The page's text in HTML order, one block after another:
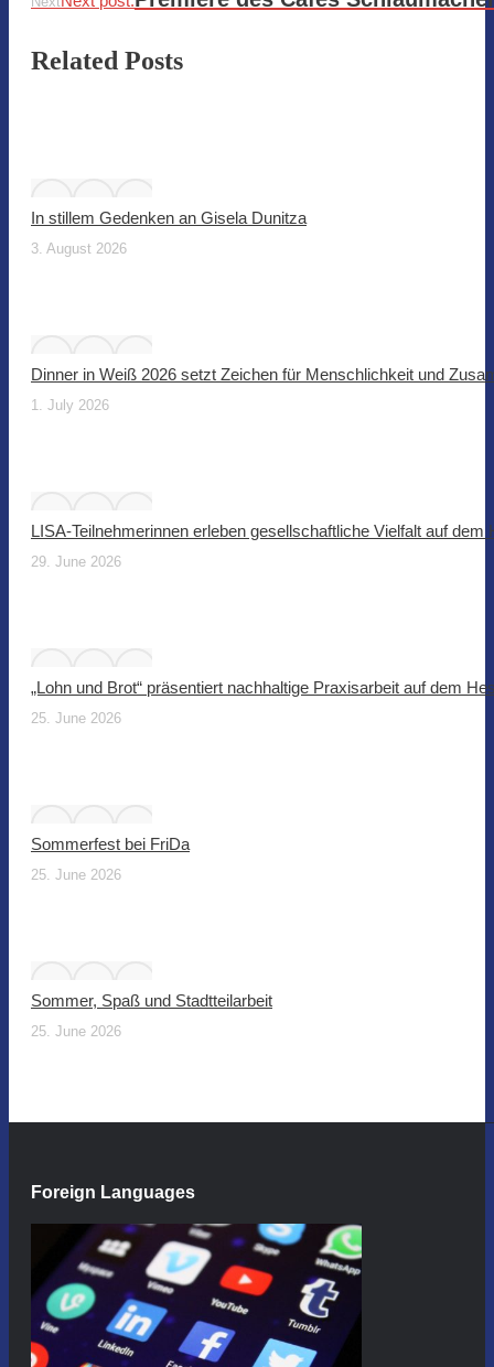
Related Posts
In stillem Gedenken an Gisela Dunitza
3. August 2026
Dinner in Weiß 2026 setzt Zeichen für Menschlichkeit und
1. July 2026
LISA-Teilnehmerinnen erleben gesellschaftliche Vielfalt auf dem
29. June 2026
„Lohn und Brot“ präsentiert nachhaltige Praxisarbeit auf dem
25. June 2026
Sommerfest bei FriDa
25. June 2026
Sommer, Spaß und Stadtteilarbeit
25. June 2026
Foreign Languages